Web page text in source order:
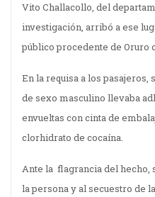
Vito Challacollo, del
investigación, arribó a ese
público procedente de Oruro
En la requisa a los pasajeros,
de sexo masculino llevaba
envueltas con cinta de
clorhidrato de cocaína.
Ante la flagrancia del hecho,
la persona y al secuestro de